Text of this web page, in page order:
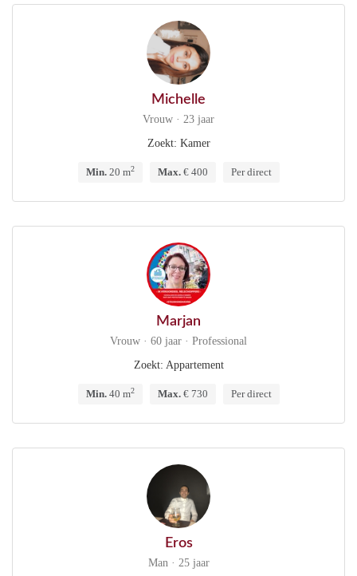
Michelle
Vrouw · 23 jaar
Zoekt: Kamer
Min.20 m2 Max.€ 400 Per direct
Marjan
Vrouw · 60 jaar · Professional
Zoekt: Appartement
Min.40 m2 Max.€ 730 Per direct
Eros
Man · 25 jaar